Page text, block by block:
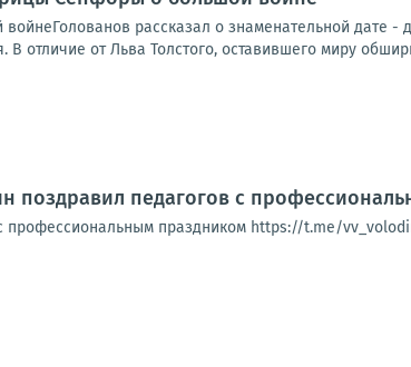
рассказал о знаменательной дате -
отличие от Льва Толстого, оставившего миру
поздравил педагогов с
профессиональным праздником https://t.me/